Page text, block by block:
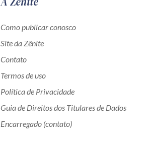
Como publicar conosco
Site da Zênite
Contato
Termos de uso
Política de Privacidade
Guia de Direitos dos Titulares de Dados
Encarregado (contato)